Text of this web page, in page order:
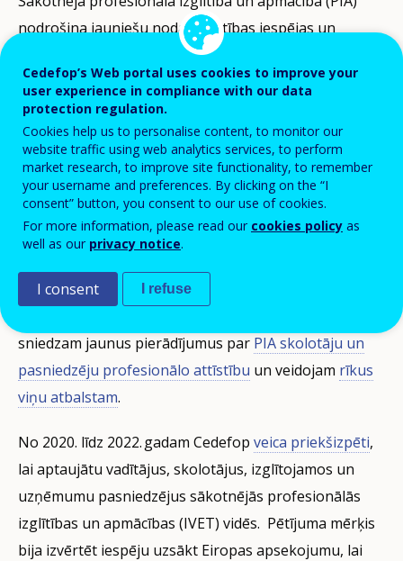
nodrošina jauniešu nodarbinātības iespējas un
līdzdalību mūžizglītībā. Mēs apkopojam un analizējam
PIA politiku un labo praksi, izstrādājam rīkus politikas
veidotājiem un praktiķiem, kā arī veicam pētījumus,
kas atbalsta tādu cilvēku sociālo iekļaušanu un
integrāciju darba tirgū,kuriem ir risks pamest
mācības, izglītību un apmācību priekšlaicīgi
pametušos un jauniešus, kuri nestrādā, nemācās un
neapgūst arodu (NEET).
Skolotāji un pasniedzēji ir būtisks kvalitatīvas un
sniedzam jaunus pierādījumus par PIA skolotāju un
pasniedzēju profesionālo attīstību un veidojam rīkus
viņu atbalstam.
No 2020. līdz 2022. gadam Cedefop veica priekšizpēti,
lai aptaujātu vadītājus, skolotājus, izglītojamos un
uzņēmumu pasniedzējus sākotnējās profesionālās
izglītības un apmācības (IVET) vidēs. Pētījuma mērķis
bija izvērtēt iespēju uzsākt Eiropas apsekojumu, lai
Cedefop’s Web portal uses cookies to improve your
user experience in compliance with our data
protection regulation.
Cookies help us to personalise content, to monitor our
website traffic using web analytics services, to perform
market research, to improve site functionality, to remember
your username and preferences. By clicking on the “I
consent” button, you consent to our use of cookies.
For more information, please read our cookies policy as
well as our privacy notice.
I consent I refuse